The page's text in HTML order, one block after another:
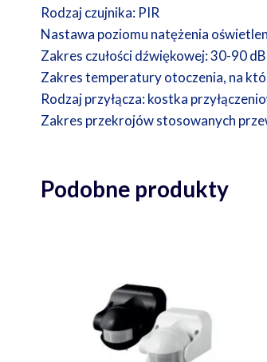
Rodzaj czujnika: PIR
Nastawa poziomu natężenia
Zakres czułości dźwiękowej: 30-90 dB
Zakres temperatury otoczenia, na
Rodzaj przyłącza: kostka
Zakres przekrojów stosowanych
Podobne produkty